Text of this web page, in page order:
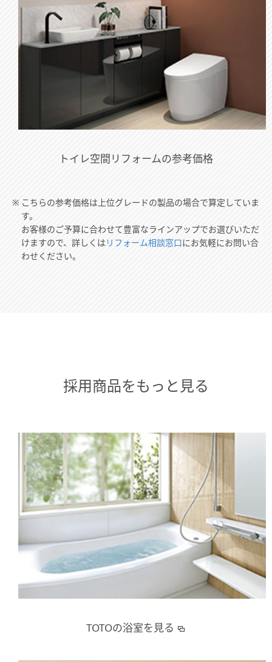
トイレ空間リフォームの参考価格
※ こちらの参考価格は上位グレードの製品の場合で算定していま
す。
お客様のご予算に合わせて豊富なラインアップでお選びいただ
けますので、詳しくはリフォーム相談窓口にお気軽にお問い合
わせください。
採用商品をもっと見る
TOTOの浴室を見る